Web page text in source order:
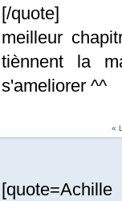
[/quote]
meilleur
tiènnent la
s'ameliorer ^^
«